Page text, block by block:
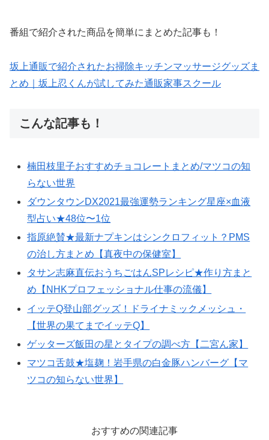
番組で紹介された商品を簡単にまとめた記事も！
坂上通販で紹介されたお掃除キッチンマッサージグッズま
とめ｜坂上忍くんが試してみた通販家事スクール
こんな記事も！
楠田枝里子おすすめチョコレートまとめ/マツコの知
らない世界
ダウンタウンDX2021最強運勢ランキング星座×血液
型占い★48位〜1位
指原絶賛★最新ナプキンはシンクロフィット？PMS
の治し方まとめ【真夜中の保健室】
タサン志麻直伝おうちごはんSPレシピ★作り方まと
め【NHKプロフェッショナル仕事の流儀】
イッテQ登山部グッズ！ドライナミックメッシュ・
【世界の果てまでイッテQ】
ゲッターズ飯田の星とタイプの調べ方【二宮ん家】
マツコ舌鼓★塩麹！岩手県の白金豚ハンバーグ【マ
ツコの知らない世界】
おすすめの関連記事